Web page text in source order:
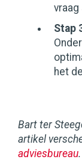
Stap
het
Bart ter
artikel
adviesbureau.